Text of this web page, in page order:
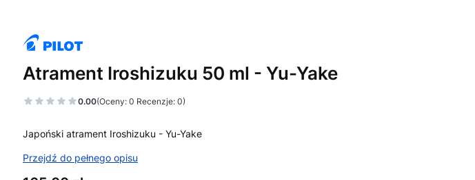
Atrament Iroshizuku 50 ml - Yu-Yake
0.00(Oceny: 0 Recenzje: 0)
Japoński atrament Iroshizuku - Yu-Yake
Przejdź do pełnego opisu